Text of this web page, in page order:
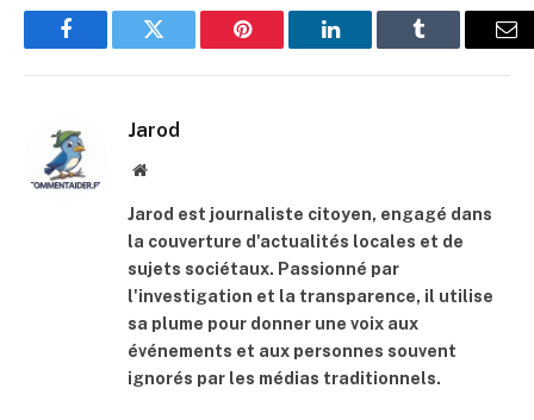
Facebook Twitter Pinterest LinkedIn Tumblr
E-
Jarod
Site
Jarod est journaliste citoyen, engagé dans
la couverture d'actualités locales et de
sujets sociétaux. Passionné par
l'investigation et la transparence, il utilise
sa plume pour donner une voix aux
événements et aux personnes souvent
ignorés par les médias traditionnels.